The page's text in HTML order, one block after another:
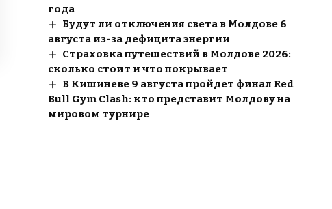
года
Будут ли отключения света в Молдове 6
августа из-за дефицита энергии
Страховка путешествий в Молдове 2026:
сколько стоит и что покрывает
В Кишиневе 9 августа пройдет финал Red
Bull Gym Clash: кто представит Молдову на
мировом турнире